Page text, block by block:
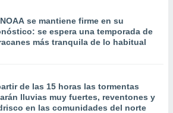
se mantiene firme en su
se espera una temporada de
más tranquila de lo habitual
de las 15 horas las tormentas
lluvias muy fuertes, reventones y
en las comunidades del norte